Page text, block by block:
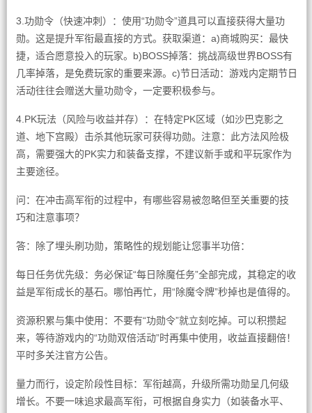
3.功勋令（快速冲刺）：使用“功勋令”道具可以直接获得大量功
勋。这是提升军衔最直接的方式。获取渠道：a)商城购买：最快
捷，适合愿意投入的玩家。b)BOSS掉落：挑战高级世界BOSS有
几率掉落，是免费玩家的重要来源。c)节日活动：游戏内定期节日
活动往往会赠送大量功勋令，一定要积极参与。
4.PK玩法（风险与收益并存）：在特定PK区域（如沙巴克影之
道、地下宫殿）击杀其他玩家可获得功勋。注意：此方法风险极
高，需要强大的PK实力和装备支撑，不建议新手或和平玩家作为
主要途径。
问：在冲击高军衔的过程中，有哪些容易被忽略但至关重要的技
巧和注意事项？
答：除了埋头刷功勋，策略性的规划能让您事半功倍：
每日任务优先级：务必保证“每日除魔任务”全部完成，其稳定的收
益是军衔成长的基石。哪怕再忙，用“除魔令牌”秒掉也是值得的。
资源积累与集中使用：不要有“功勋令”就立刻吃掉。可以积攒起
来，等待游戏内的“功勋双倍活动”时再集中使用，收益直接翻倍！
平时多关注官方公告。
量力而行，设定阶段性目标：军衔越高，升级所需功勋呈几何级
增长。不要一味追求最高军衔，可根据自身实力（如装备水平、